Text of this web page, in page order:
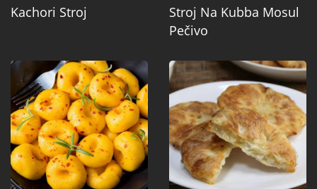
Kachori Stroj
Stroj Na Kubba Mosul
Pečivo